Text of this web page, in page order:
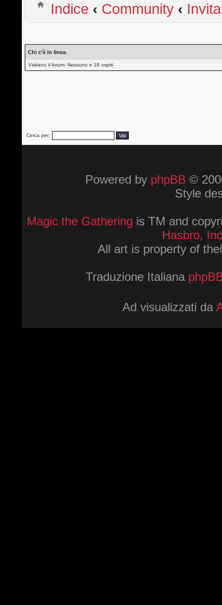
Indice ‹ Community ‹
Chi c’è in linea
Visitano il forum: Nessuno e 18 ospiti
Cerca per:
Powered by phpBB ©
Style
Magic the Gathering is TM and
Hasbro,
All art is property of
Traduzione Italiana
Ad visualizzati da